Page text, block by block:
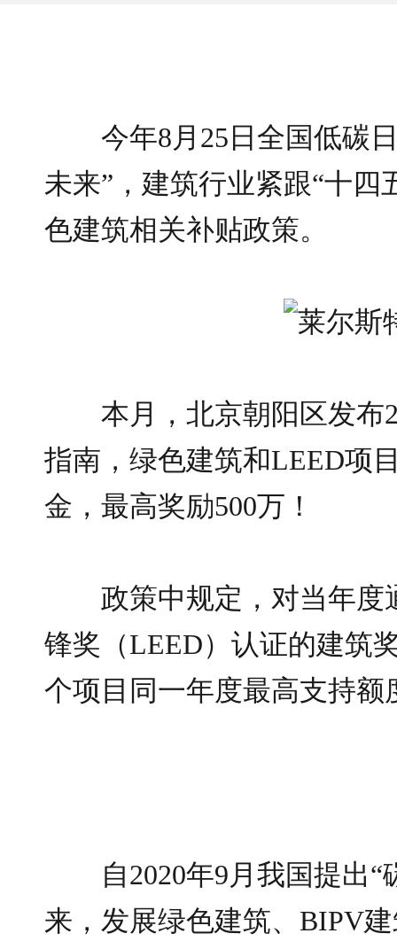
今年8月25日全国低碳
未来”，建筑行业紧跟“十
色建筑相关补贴政策。
本月，北京朝阳区发布
指南，绿色建筑和LEED项
金，最高奖励500万！
政策中规定，对当年
锋奖（LEED）认证的建筑
个项目同一年度最高支持额
自2020年9月我国提出
来，发展绿色建筑、BIPV